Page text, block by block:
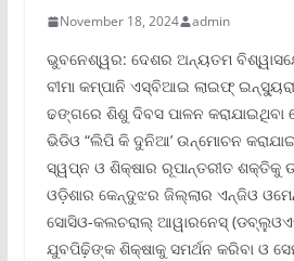
November 18, 2024 admin
ଭୁବନେଶ୍ୱର: ଦେଶର ଅନ୍ୟତମ
ବୀମା କମ୍ପାନି ଏସ୍‌ବିଆଇ ଲାଇଫ୍
ଢଙ୍ଗରେ ଶିଶୁ ଦିବସ ପାଳନ କରାଯାଇଥିବା
ଭିଡିଓ “ଲିପି କି ଦୁନିଆ’ ଉନ୍ମୋଚନ
ସ୍ୱପ୍ନ ଓ ଶିକ୍ଷାର ରୂପାନ୍ତରୀତ ଶକ୍ତିକୁ
ଓଡ଼ିଶାର କେନ୍ଦୁଝର ଜିଲ୍ଲାର ଏନ୍‌ଜିଓ
ସୋସିଓ-କଲଚରାଲ୍ ଆୱାରନେସ୍
ଯୁବପିଢ଼ିଙ୍କ ଶିକ୍ଷାକୁ ସମର୍ଥନ କରିବା ଓ